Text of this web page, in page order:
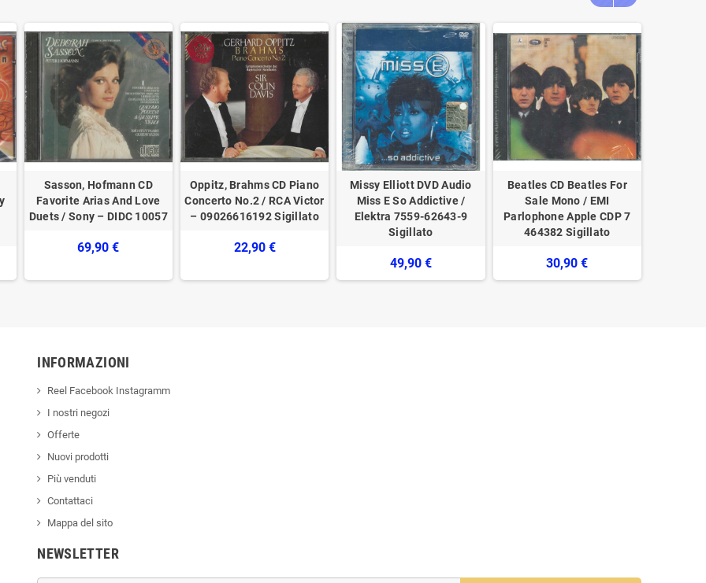
Sasson, Hofmann CD
Favorite Arias And Love
Duets / Sony – DIDC 10057
69,90 €
Oppitz, Brahms CD Piano
Concerto No.2 / RCA Victor
– 09026616192 Sigillato
22,90 €
Missy Elliott ‎DVD Audio
Miss E So Addictive /
Elektra 7559-62643-9
Sigillato
49,90 €
Beatles ‎CD Beatles For
Sale Mono / EMI
Parlophone ‎Apple CDP 7
464382 Sigillato
30,90 €
INFORMAZIONI
Reel Facebook Instagramm
I nostri negozi
Offerte
Nuovi prodotti
Più venduti
Contattaci
Mappa del sito
NEWSLETTER